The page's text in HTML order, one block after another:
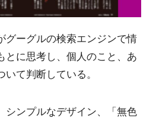
グーグルの検索エンジンで情
とに思考し、個人のこと、あ
て判断している。
シンプルなデザイン、「無色